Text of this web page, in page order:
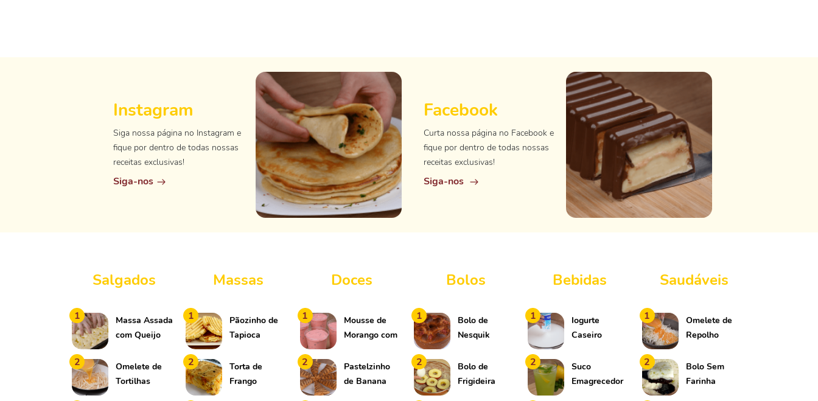
Instagram
Siga nossa página no Instagram e
fique por dentro de todas nossas
receitas exclusivas!
Siga-nos
Facebook
Curta nossa página no Facebook e
fique por dentro de todas nossas
receitas exclusivas!
Siga-nos
Salgados
1
Massa Assada
com Queijo
2
Omelete de
Tortilhas
Massas
1
Pãozinho de
Tapioca
2
Torta de
Frango
Doces
1
Mousse de
Morango com
Chocolate
2
Pastelzinho
de Banana
Bolos
1
Bolo de
Nesquik
2
Bolo de
Frigideira
Bebidas
1
Iogurte
Caseiro
2
Suco
Emagrecedor
Saudáveis
1
Omelete de
Repolho
2
Bolo Sem
Farinha